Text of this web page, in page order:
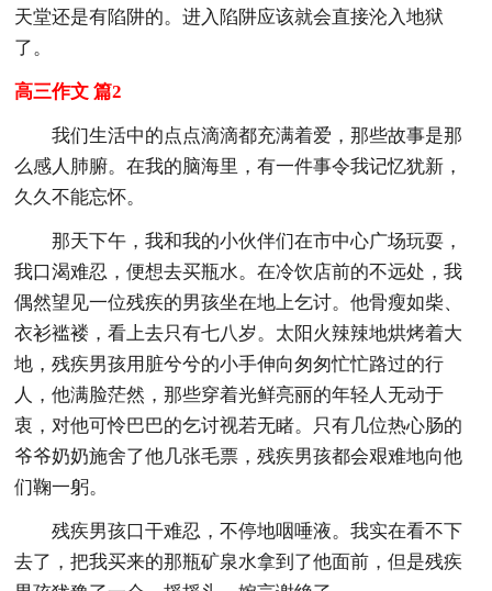
天堂还是有陷阱的。进入陷阱应该就会直接沦入地狱
了。
高三作文 篇2
我们生活中的点点滴滴都充满着爱，那些故事是那
么感人肺腑。在我的脑海里，有一件事令我记忆犹新，
久久不能忘怀。
那天下午，我和我的小伙伴们在市中心广场玩耍，
我口渴难忍，便想去买瓶水。在冷饮店前的不远处，我
偶然望见一位残疾的男孩坐在地上乞讨。他骨瘦如柴、
衣衫褴褛，看上去只有七八岁。太阳火辣辣地烘烤着大
地，残疾男孩用脏兮兮的小手伸向匆匆忙忙路过的行
人，他满脸茫然，那些穿着光鲜亮丽的年轻人无动于
衷，对他可怜巴巴的乞讨视若无睹。只有几位热心肠的
爷爷奶奶施舍了他几张毛票，残疾男孩都会艰难地向他
们鞠一躬。
残疾男孩口干难忍，不停地咽唾液。我实在看不下
去了，把我买来的那瓶矿泉水拿到了他面前，但是残疾